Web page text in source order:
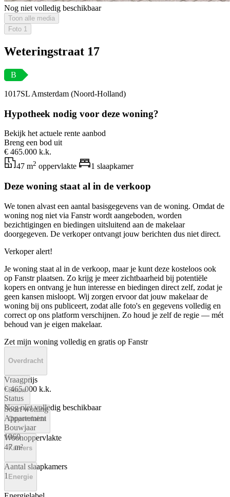
Nog niet volledig beschikbaar
Toon alle media
Foto 1
Weteringstraat 17
B
1017SL Amsterdam (Noord-Holland)
Hypotheek nodig voor deze woning?
Bekijk het actuele rente aanbod
Breng een bod uit
€ 465.000 k.k.
47 m2 oppervlakte 1 slaapkamer
Deze woning staat al in de verkoop
We tonen alvast een aantal basisgegevens van de woning. Omdat de
woning nog niet via Fanstr wordt aangeboden, worden
bezichtigingen en biedingen uitsluitend aan de makelaar
doorgegeven. De verkoper ontvangt jouw berichten dus niet direct.
Verkoper alert!
Je woning staat al in de verkoop, maar je kunt deze kosteloos ook
op Fanstr plaatsen. Zo krijg je meer zichtbaarheid bij potentiële
kopers en ontvang je hun interesse en biedingen direct zelf, zodat je
geen kansen misloopt. Wij zorgen ervoor dat jouw makelaar de
woning bij ons publiceert, zodat alle foto's en gegevens volledig en
correct op ons platform verschijnen. Zo houd je zelf de regie — mét
behoud van je eigen makelaar.
Zet mijn woning volledig en gratis op Fanstr
Overdracht
Vraagprijs
€ 465.000 k.k.
Status
Nog niet volledig beschikbaar
Bouw
Soort woning
Appartement
Bouwjaar
1960
Oppervlakte
Woonoppervlakte
47 m²
Kamers
Aantal slaapkamers
1 Energie